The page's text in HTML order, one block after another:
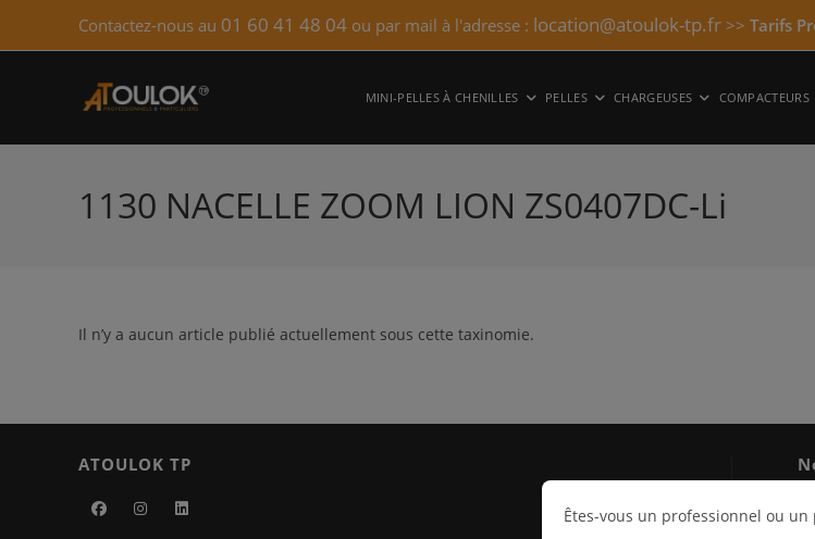
Contactez-nous au 01 60 41 48 04 ou par mail à l'adresse : location@atoulok-tp.fr >> Tarifs
MINI-PELLES À CHENILLES PELLES CHARGEUSES COMPACTEURS
1130 NACELLE ZOOM LION ZS0407DC-Li
Il n’y a aucun article publié actuellement sous cette taxinomie.
ATOULOK TP
Êtes-vous un professionnel ou un